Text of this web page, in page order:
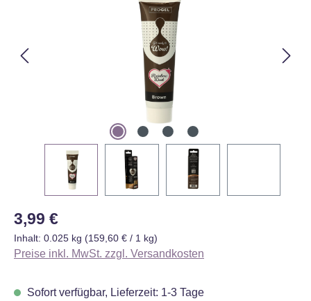
Regulärer Preis:
3,99 €
Inhalt: 0.025 kg (159,60 € / 1 kg)
Preise inkl. MwSt. zzgl. Versandkosten
Sofort verfügbar, Lieferzeit: 1-3 Tage